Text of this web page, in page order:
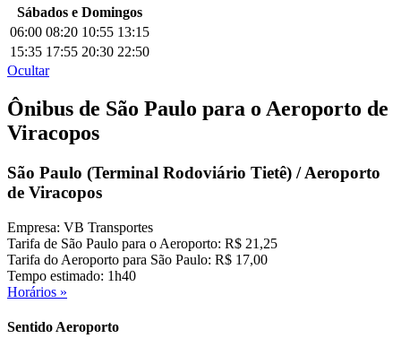
Sábados e Domingos
06:00 08:20 10:55 13:15
15:35 17:55 20:30 22:50
Ocultar
Ônibus de São Paulo para o Aeroporto de
Viracopos
São Paulo (Terminal Rodoviário Tietê) / Aeroporto
de Viracopos
Empresa: VB Transportes
Tarifa de São Paulo para o Aeroporto: R$ 21,25
Tarifa do Aeroporto para São Paulo: R$ 17,00
Tempo estimado: 1h40
Horários »
Sentido Aeroporto